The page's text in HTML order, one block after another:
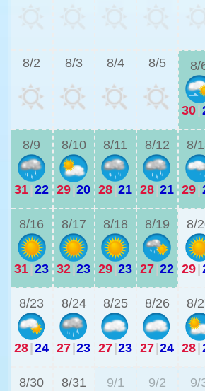
8/2 8/3 8/4 8/5 8/
30|
8/9
31|22
8/10
29|20
8/11
28|21
8/12
28|21
8/
29|
8/16
31|23
8/17
32|23
8/18
29|23
8/19
27|22
8/
29|
8/23
28|24
8/24
27|23
8/25
27|23
8/26
27|24
8/
28|
8/30 8/31 9/1 9/2 9/